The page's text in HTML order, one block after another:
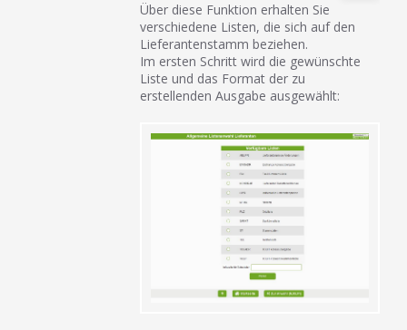
Über diese Funktion erhalten Sie
verschiedene Listen, die sich auf den
Lieferantenstamm beziehen.
Im ersten Schritt wird die gewünschte
Liste und das Format der zu
erstellenden Ausgabe ausgewählt: